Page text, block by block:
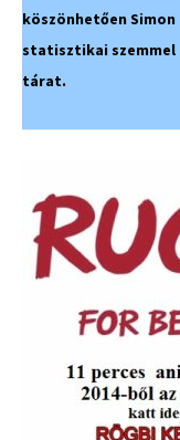
köszönhetően
statisztikai szemmel
tárat.